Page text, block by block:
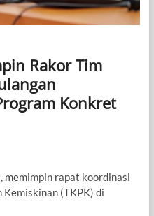
Rakor Tim
Konkret
memimpin rapat koordinasi
Kemiskinan (TKPK) di